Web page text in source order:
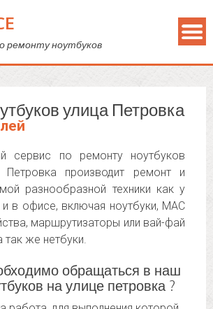
ремонту ноутбуков
улица Петровка
сервис по ремонту ноутбуков
производит ремонт и
разнообразной техники как у
в офисе, включая ноутбуки, MAC
маршрутизаторы или вай-фай
же нетбуки.
обращаться в наш
на улице петровка ?